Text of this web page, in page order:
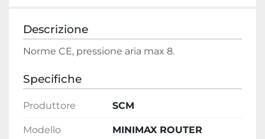
Descrizione
Norme CE, pressione aria max 8.
Specifiche
Produttore SCM
Modello MINIMAX ROUTER